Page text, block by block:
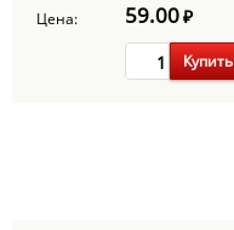
Цена:
59.00₽
Купить